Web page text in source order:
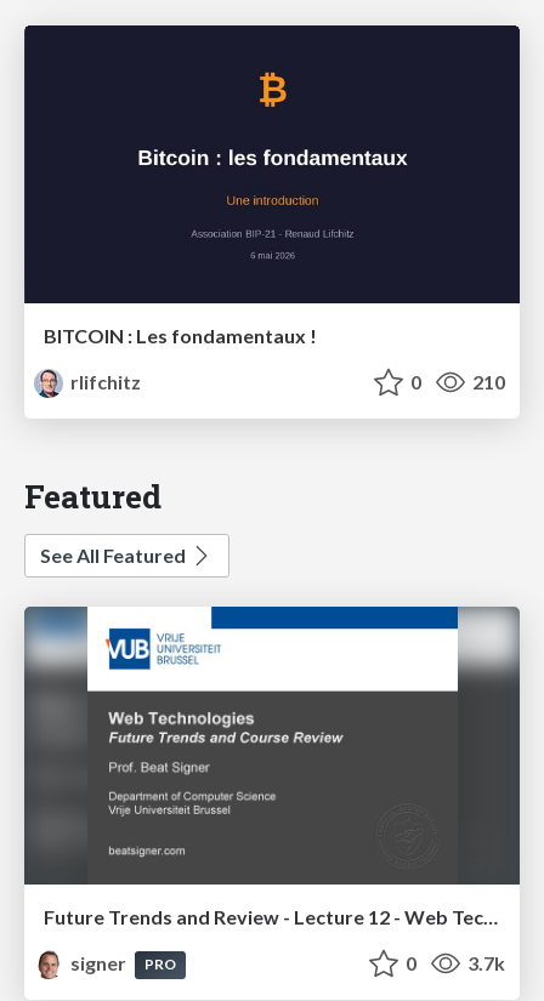
BITCOIN : Les fondamentaux !
rlifchitz
0 210
Featured
See All Featured
Future Trends and Review - Lecture 12 - Web Technologies (1019888BNR)
signer
PRO 0 3.7k